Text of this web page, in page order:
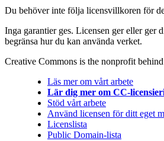
Du behöver inte följa licensvillkoren för
Inga garantier ges. Licensen ger eller ger
begränsa hur du kan använda verket.
Creative Commons is the nonprofit
Läs mer om vårt arbete
Lär dig mer om CC-
Stöd vårt arbete
Använd licensen för ditt eget
Licenslista
Public Domain-lista